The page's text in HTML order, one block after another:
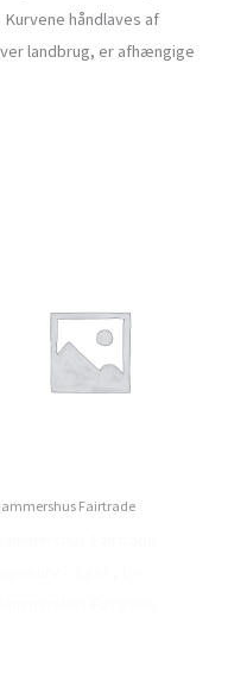
håndlaves af
landbrug, er afhængige
Fairtrade